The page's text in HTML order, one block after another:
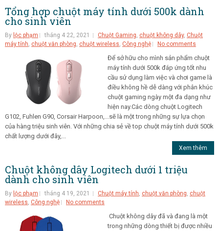
Tổng hợp chuột máy tính dưới 500k dành
cho sinh viên
By lộc phạm tháng 4 22, 2021 Chuột Gaming chuột không dây, Chuột
máy tính chuột văn phòng chuột wireless Công nghệ No comments
Để sở hữu cho mình sản phẩm chuột
máy tính dưới 500k đáp ứng tốt nhu
cầu sử dụng làm việc và chơi game là
điều không hề dễ dàng với phân khúc
chuột gaming ngày một đa dạng như
hiện nay.Các dòng chuột Logitech
G102, Fuhlen G90, Corsair Harpoon,...sẽ là một trong những sự lựa chọn
của hàng triệu sinh viên. Với những chia sẻ về top chuột máy tính dưới 500k
chất lượng dưới đây,...
Xem thêm
Chuột không dây Logitech dưới 1 triệu
dành cho sinh viên
By lộc phạm tháng 4 19, 2021 Chuột máy tính chuột văn phòng chuột
wireless Công nghệ No comments
Chuột không dây đã và đang là một
trong những dòng thiết bị được nhiều